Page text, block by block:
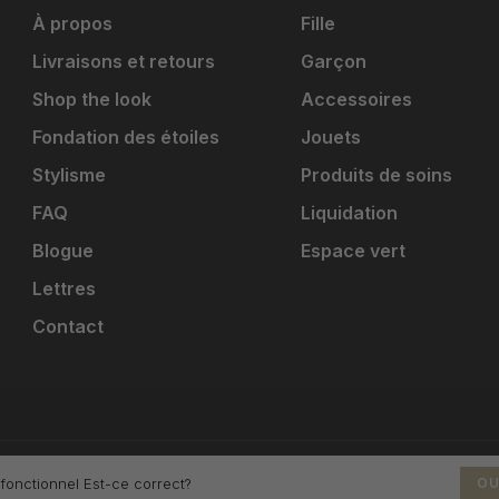
À propos
Livraisons et retours
Shop the look
Fondation des étoiles
Stylisme
FAQ
Blogue
Lettres
Contact
Fille
Garçon
Accessoires
Jouets
Produits de soins
Liquidation
Espace vert
Est-ce correct?